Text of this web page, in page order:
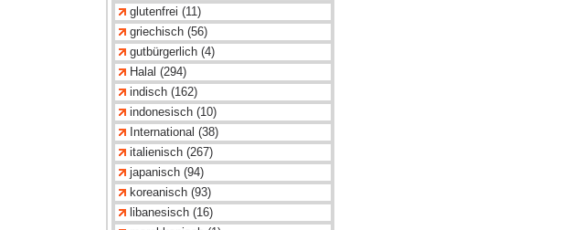
glutenfrei (11)
griechisch (56)
gutbürgerlich (4)
Halal (294)
indisch (162)
indonesisch (10)
International (38)
italienisch (267)
japanisch (94)
koreanisch (93)
libanesisch (16)